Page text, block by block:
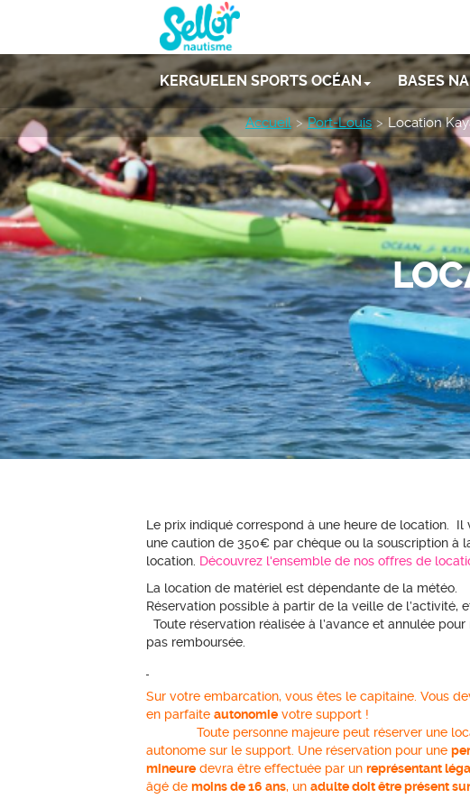
KERGUELEN SPORTS OCÉAN BASES
Accueil Port-Louis Location
Le prix indiqué correspond à une heure de location. Il
une caution de 350€ par chèque ou la souscription à
location. Découvrez l'ensemble de nos offres de
La location de matériel est dépendante
Réservation possible à partir de la veille de
Toute réservation réalisée à l’avance et annulée
pas remboursée.
Sur votre embarcation, vous êtes le capitaine. Vous
en parfaite autonomie votre
Toute personne majeure peut réserver une
autonome sur le support. Une réservation pour une
mineure devra être effectuée par un représentant
âgé de moins de 16 ans, un adulte doit être présent